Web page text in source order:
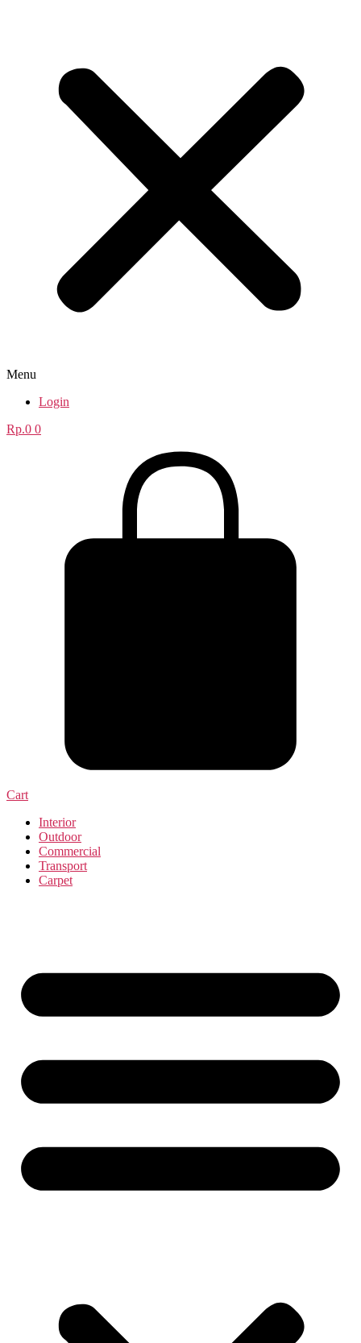
Menu
Login
Rp.0 0
Cart
Interior
Outdoor
Commercial
Transport
Carpet